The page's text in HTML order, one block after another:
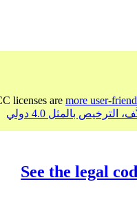
licenses are more user-
See the legal